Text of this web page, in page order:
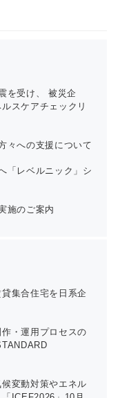
を受け、 被災企
スケアチェックリ
々への支援について
「レベルニック」シ
施のご案内
集合住宅を日系企
・運用プロセスの
変動対策やエネル